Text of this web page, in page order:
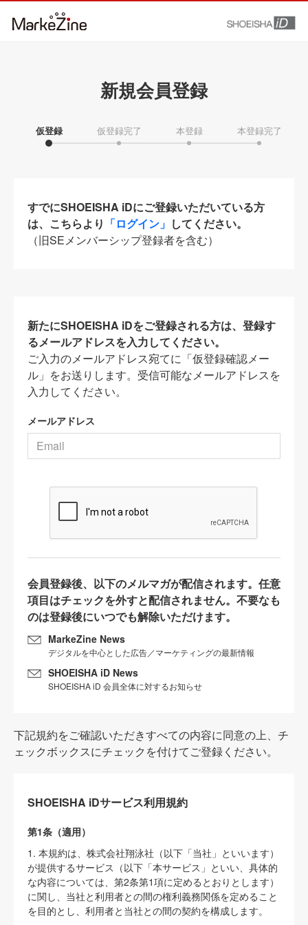
新規会員登録
仮登録 仮登録完了 本登録 本登録完了
すでにSHOEISHA iDにご登録いただいている方
は、こちらより 「ログイン」 してください。
（旧SEメンバーシップ登録者を含む）
新たにSHOEISHA iDをご登録される方は、登録す
るメールアドレスを入力してください。
ご入力のメールアドレス宛てに「仮登録確認メー
ル」をお送りします。受信可能なメールアドレスを
入力してください。
メールアドレス
会員登録後、以下のメルマガが配信されます。任意
項目はチェックを外すと配信されません。不要なも
のは登録後にいつでも解除いただけます。
MarkeZine News
デジタルを中心とした広告／マーケティングの最新情報
SHOEISHA iD News
SHOEISHA iD 会員全体に対するお知らせ
下記規約をご確認いただきすべての内容に同意の上、チ
ェックボックスにチェックを付けてご登録ください。
SHOEISHA iDサービス利用規約
第1条（適用）
1. 本規約は、株式会社翔泳社（以下「当社」といいます）
が提供するサービス（以下「本サービス」といい、具体的
な内容については、第2条第1項に定めるとおりとします）
に関し、当社と利用者との間の権利義務関係を定めること
を目的とし、利用者と当社との間の契約を構成します。